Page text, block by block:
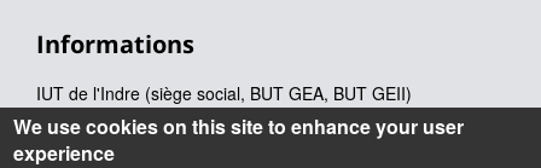
Informations
IUT de l'Indre (siège social, BUT GEA, BUT GEII)
2 avenue François Mitterrand
36000 CHATEAUROUX (France)
Téléphone
We use cookies on this site to enhance your user
experience